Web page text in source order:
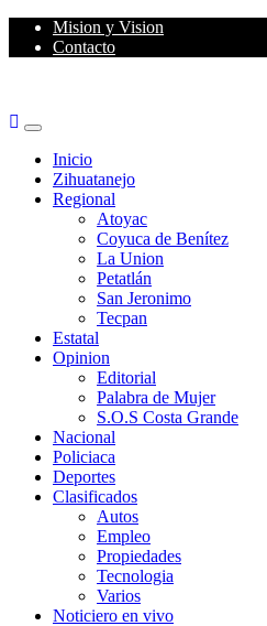
Skip
Mision y Vision
Contacto
Primary
MenuInicio
Zihuatanejo
Regional
Atoyac
Coyuca de Benítez
La Union
Petatlán
San Jeronimo
Tecpan
Estatal
Opinion
Editorial
Palabra de Mujer
S.O.S Costa Grande
Nacional
Policiaca
Deportes
Clasificados
Autos
Empleo
Propiedades
Tecnologia
Varios
Noticiero en vivo